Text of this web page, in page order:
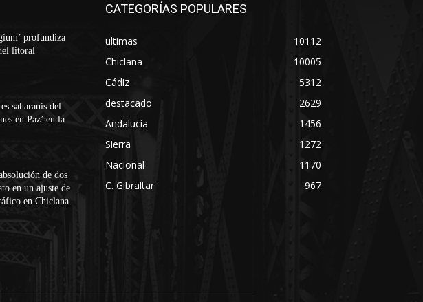
profundiza
litoral
saharauis del
en Paz’ en la
de dos
en un ajuste de
en Chiclana
CATEGORÍAS POPULARES
ultimas
10112
Chiclana
10005
Cádiz
5312
destacado
2629
Andalucía
1456
Sierra
1272
Nacional
1170
C. Gibraltar
967